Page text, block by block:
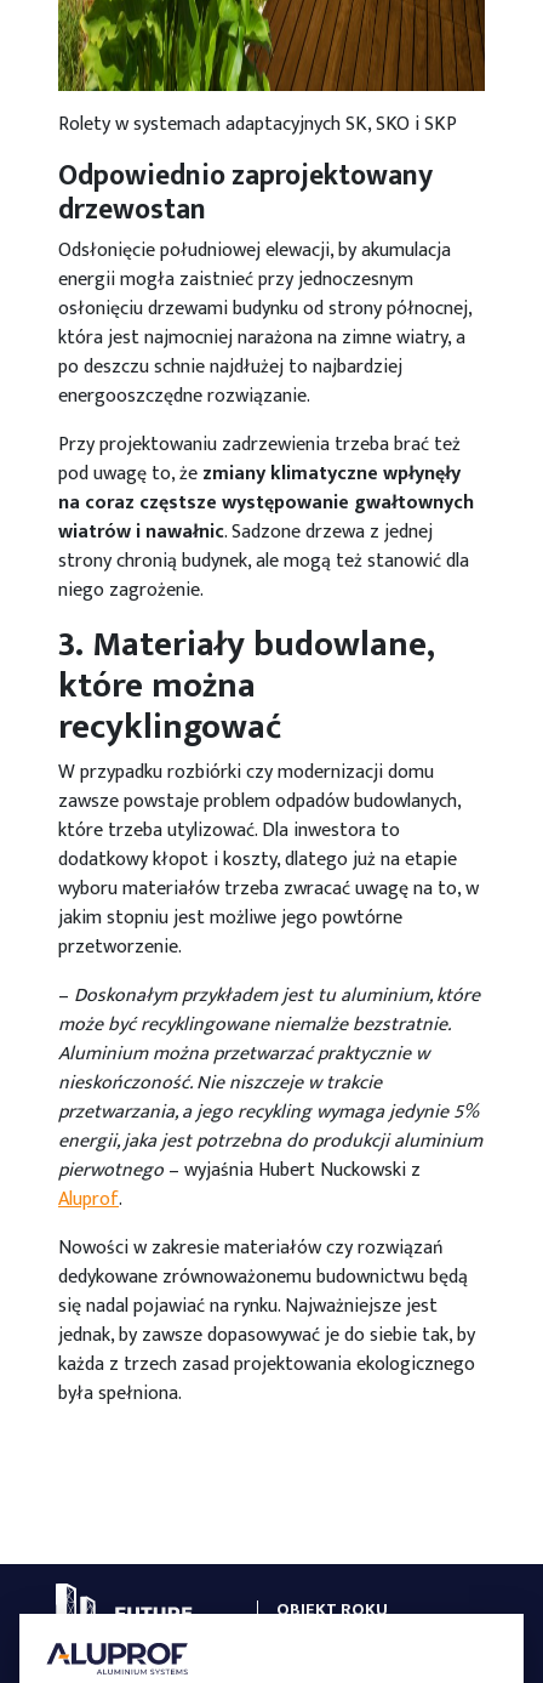
Rolety w systemach adaptacyjnych SK, SKO i SKP
Odpowiednio zaprojektowany
drzewostan
Odsłonięcie południowej elewacji, by akumulacja
energii mogła zaistnieć przy jednoczesnym
osłonięciu drzewami budynku od strony północnej,
która jest najmocniej narażona na zimne wiatry, a
po deszczu schnie najdłużej to najbardziej
energooszczędne rozwiązanie.
Przy projektowaniu zadrzewienia trzeba brać też
pod uwagę to, żezmiany klimatyczne wpłynęły
na coraz częstsze występowanie gwałtownych
wiatrów i nawałnic. Sadzone drzewa z jednej
strony chronią budynek, ale mogą też stanowić dla
niego zagrożenie.
3. Materiały budowlane,
które można
recyklingować
W przypadku rozbiórki czy modernizacji domu
zawsze powstaje problem odpadów budowlanych,
które trzeba utylizować. Dla inwestora to
dodatkowy kłopot i koszty, dlatego już na etapie
wyboru materiałów trzeba zwracać uwagę na to, w
jakim stopniu jest możliwe jego powtórne
przetworzenie.
– Doskonałym przykładem jest tu aluminium, które
może być recyklingowane niemalże bezstratnie.
Aluminium można przetwarzać praktycznie w
nieskończoność. Nie niszczeje w trakcie
przetwarzania, a jego recykling wymaga jedynie 5%
energii, jaka jest potrzebna do produkcji aluminium
pierwotnego– wyjaśnia Hubert Nuckowski z
Aluprof.
Nowości w zakresie materiałów czy rozwiązań
dedykowane zrównoważonemu budownictwu będą
się nadal pojawiać na rynku. Najważniejsze jest
jednak, by zawsze dopasowywać je do siebie tak, by
każda z trzech zasad projektowania ekologicznego
była spełniona.
OBIEKT ROKU